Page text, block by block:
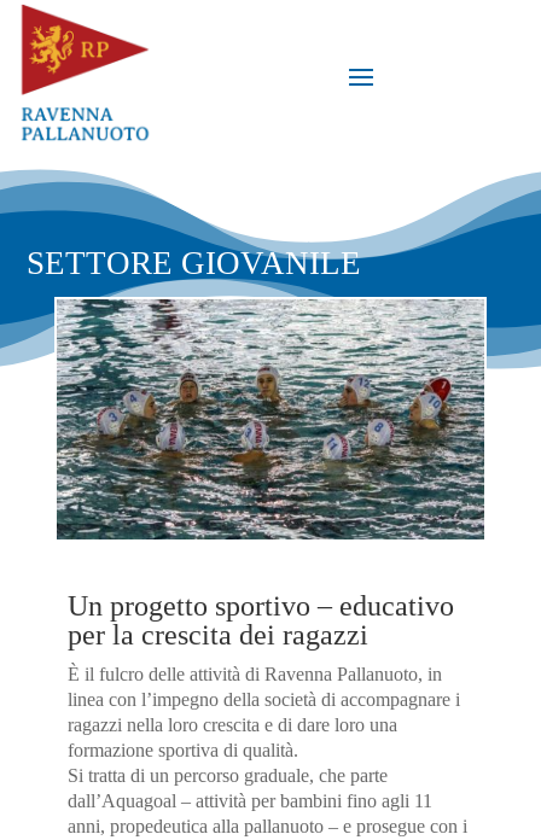
SETTORE GIOVANILE
Un progetto sportivo – educativo
per la crescita dei ragazzi
È il fulcro delle attività di Ravenna Pallanuoto, in
linea con l’impegno della società di accompagnare i
ragazzi nella loro crescita e di dare loro una
formazione sportiva di qualità.
Si tratta di un percorso graduale, che parte
dall’Aquagoal – attività per bambini fino agli 11
anni, propedeutica alla pallanuoto – e prosegue con i